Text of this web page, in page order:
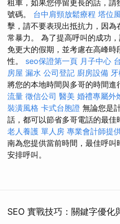
租車，如果您停留更長的話，
號碼。 台中肩頸放鬆療程 塔位
擊，請不要表現出抵抗力，因
常暴力。 為了提高呼叫的成功
免更大的假期，並考慮在高峰
性。 seo保證第一頁 月子中心
房屋 漏水 公司登記 廚房設備
將您的本地時間與多哥的時間進
流量 徵信公司 醫美 婚禮專屬外
裝潢風格 卡式台胞證 無論您是
話，都可以節省多哥電話的最佳
老人養護 單人房 專業會計師提
南為您提供當前時間，最佳呼
安排呼叫。
SEO 實戰技巧：關鍵字優化